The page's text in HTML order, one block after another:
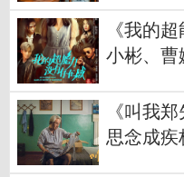
《我的
小彬、曹
《叫我
思念成疾